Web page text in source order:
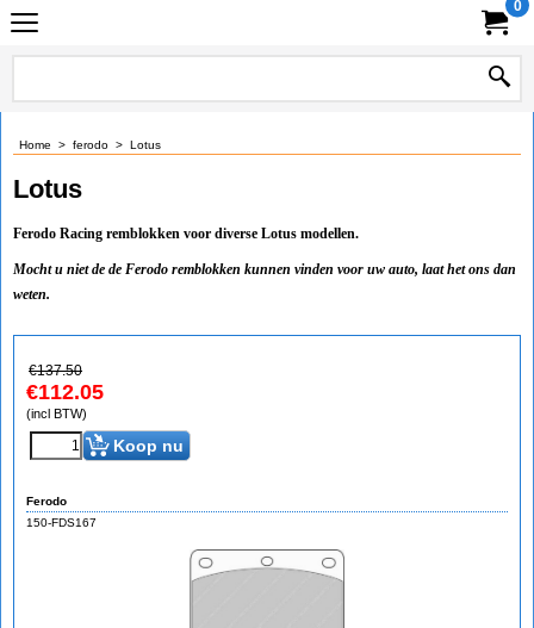
0
Home > ferodo > Lotus
Lotus
Ferodo Racing remblokken voor diverse Lotus modellen.
Mocht u niet de de Ferodo remblokken kunnen vinden voor uw auto, laat het ons dan
weten.
€137.50
€112.05
(incl BTW)
Koop nu
Ferodo
150-FDS167